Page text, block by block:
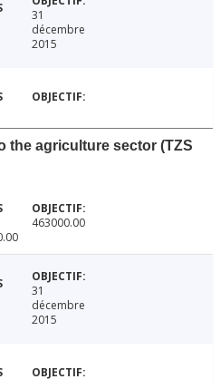
31
décembre
2015
the agriculture sector (TZS
463000.00
31
décembre
2015